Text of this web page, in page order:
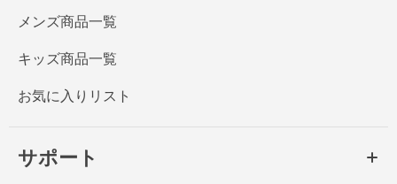
メンズ商品一覧
キッズ商品一覧
お気に入りリスト
サポート